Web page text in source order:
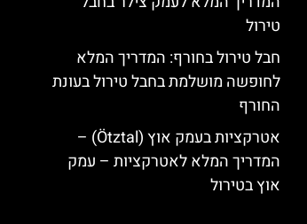
טירול
חבל טירול בחורף: המדריך המלא
לחופשה מושלמת בחבל טירול בעונת
החורף
אטרקציות בעמק אוץ (Ötztal) –
המדריך המלא לאטרקציות – עמק
אוץ בטירול